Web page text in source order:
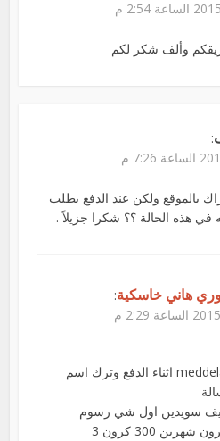
وألف شكر لكم
:
بالموقع ولكن عند الدفع يطلب
هاني خاسكية:
يجب التعليم على خيار meddelande اثناء الدفع وترك اسم
سويدين اول شي رسوم